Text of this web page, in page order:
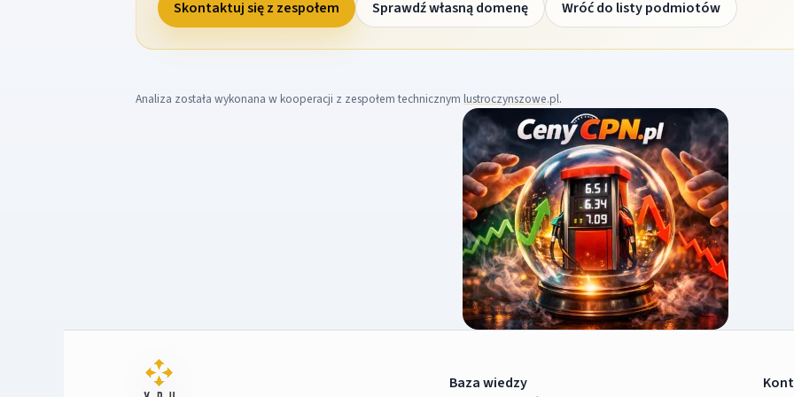
Skontaktuj się z zespołem Sprawdź własną domenę Wróć do listy podmiotów
Analiza została wykonana w kooperacji z zespołem technicznym lustroczynszowe.pl.
Baza wiedzy